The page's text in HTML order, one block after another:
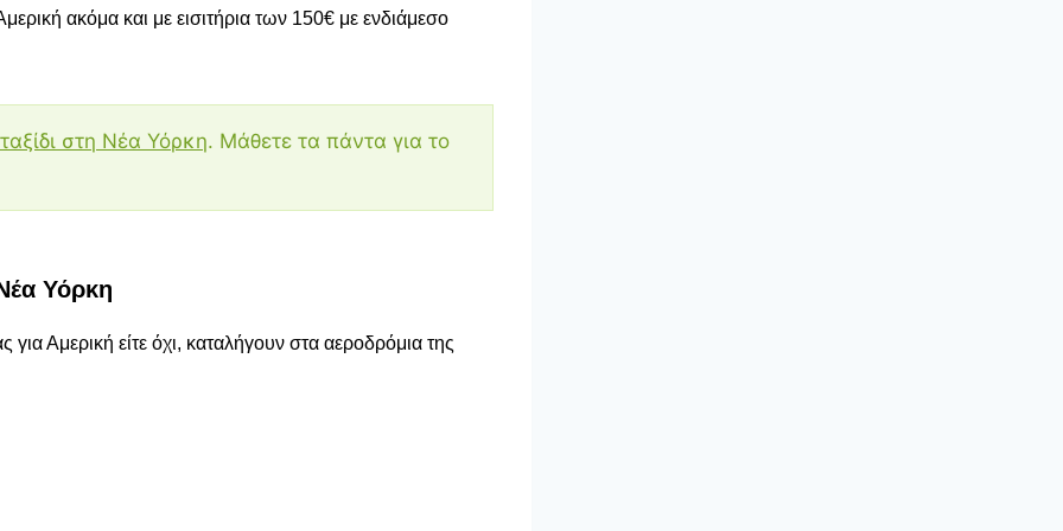
ακόμα και με εισιτήρια των 150€ με ενδιάμεσο
στη Νέα Υόρκη. Μάθετε τα πάντα για το
Υόρκη
Αμερική είτε όχι, καταλήγουν στα αεροδρόμια της